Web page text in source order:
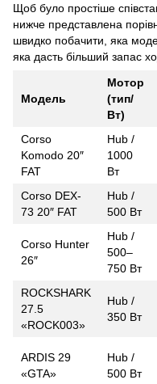
Щоб було простіше
нижче представлена
швидко побачити, яка
яка дасть більший запас
Модель
Мотор
(тип/
Вт)
Corso
Komodo 20″
FAT
Hub /
1000
Вт
Corso DEX-
73 20″ FAT
Hub /
500 Вт
Corso Hunter
26″
Hub /
500–
750 Вт
ROCKSHARK
27.5
«ROCK003»
Hub /
350 Вт
ARDIS 29
«GTA»
Hub /
500 Вт